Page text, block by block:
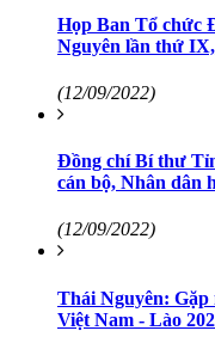
Họp Ban Tổ chức
Nguyên lần thứ
(12/09/2022)
Đồng chí Bí thư
cán bộ, Nhân dân
(12/09/2022)
Thái Nguyên:
Việt Nam - Lào